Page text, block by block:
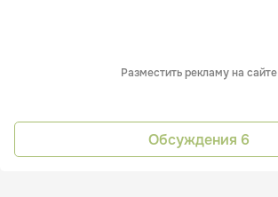
Разместить рекламу на сайте
Обсуждения 6